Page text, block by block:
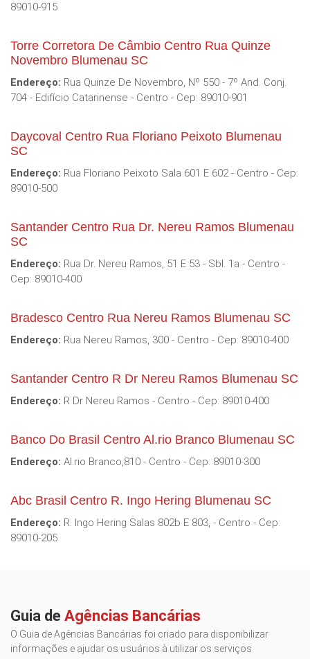
89010-915
Torre Corretora De Câmbio Centro Rua Quinze
Novembro Blumenau SC
Endereço: Rua Quinze De Novembro, Nº 550 - 7º And. Conj.
704 - Edifício Catarinense - Centro - Cep: 89010-901
Daycoval Centro Rua Floriano Peixoto Blumenau
SC
Endereço: Rua Floriano Peixoto Sala 601 E 602 - Centro - Cep:
89010-500
Santander Centro Rua Dr. Nereu Ramos Blumenau
SC
Endereço: Rua Dr. Nereu Ramos, 51 E 53 - Sbl. 1a - Centro -
Cep: 89010-400
Bradesco Centro Rua Nereu Ramos Blumenau SC
Endereço: Rua Nereu Ramos, 300 - Centro - Cep: 89010-400
Santander Centro R Dr Nereu Ramos Blumenau SC
Endereço: R Dr Nereu Ramos - Centro - Cep: 89010-400
Banco Do Brasil Centro Al.rio Branco Blumenau SC
Endereço: Al.rio Branco,810 - Centro - Cep: 89010-300
Abc Brasil Centro R. Ingo Hering Blumenau SC
Endereço: R. Ingo Hering Salas 802b E 803, - Centro - Cep:
89010-205
Guia de Agências Bancárias
O Guia de Agências Bancárias foi criado para disponibilizar
informações e ajudar os usuários à utilizar os serviços